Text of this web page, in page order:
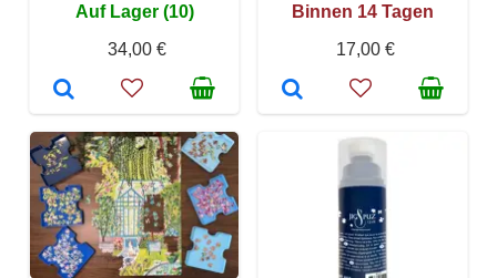
Auf Lager (10)
34,00 €
Binnen 14 Tagen
17,00 €